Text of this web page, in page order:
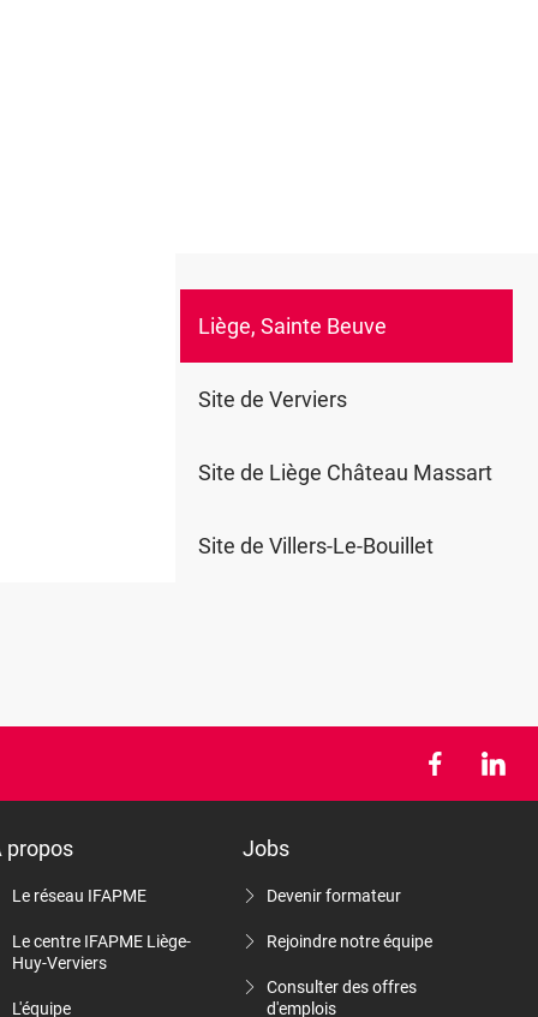
Liège, Sainte Beuve
Site de Verviers
Site de Liège Château Massart
Site de Villers-Le-Bouillet
propos
Le réseau IFAPME
Le centre IFAPME Liège-
Huy-Verviers
L'équipe
Jobs
Devenir formateur
Rejoindre notre équipe
Consulter des offres
d'emplois